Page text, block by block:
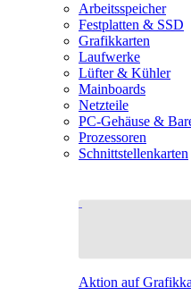
Arbeitsspeicher
Festplatten & SSD
Grafikkarten
Laufwerke
Lüfter & Kühler
Mainboards
Netzteile
PC-Gehäuse &
Prozessoren
Schnittstellenkarten
Aktion auf